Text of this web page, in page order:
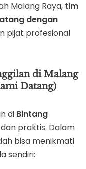
Malang Raya, tim
dengan
pijat profesional
di Malang
Datang)
di Bintang
praktis. Dalam
bisa menikmati
sendiri: